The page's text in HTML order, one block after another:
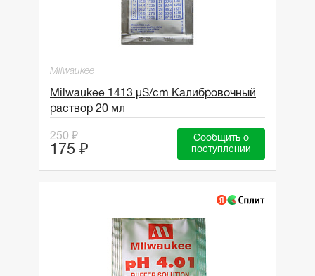
Milwaukee
Milwaukee 1413 µS/cm Калибровочный
раствор 20 мл
250 ₽
175 ₽
Сообщить о
поступлении